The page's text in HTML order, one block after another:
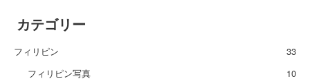
カテゴリー
フィリピン
33
フィリピン写真
10